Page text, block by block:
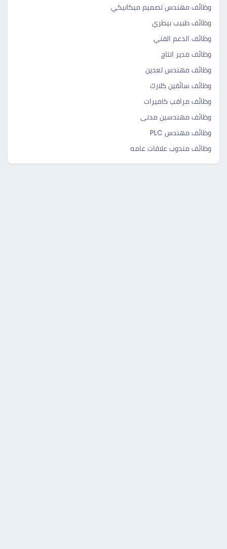
وظائف مهندس تصميم ميكانيكي
وظائف طبيب بيطري
وظائف الدعم الفني
وظائف مدير انتاج
وظائف مهندس تعدين
وظائف سائقين كلارك
وظائف مراقب كاميرات
وظائف مهندسين مدنى
وظائف مهندس PLC
وظائف مندوب علاقات عامه